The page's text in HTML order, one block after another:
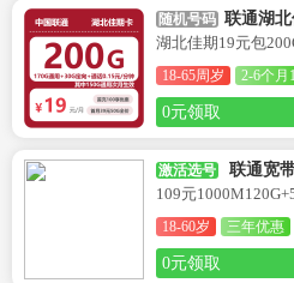
随机号码 联通湖北佳
湖北佳期19元包
18-65周岁 2-6个月
0元领取
激活选号
联通宽
109元
18-60岁 三年优惠
0元领取